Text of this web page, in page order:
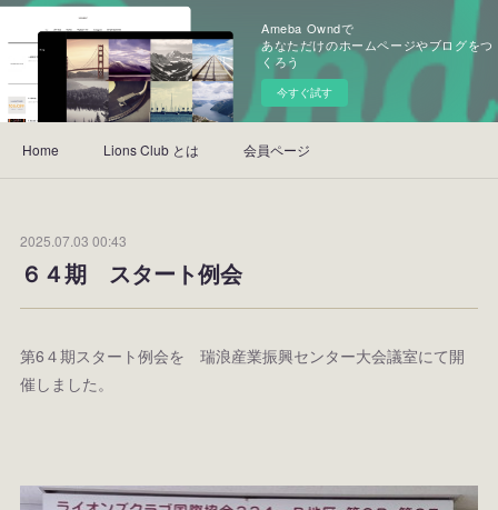
Ameba Owndで
あなただけのホームページやブログをつ
くろう
今すぐ試す
Home Lions Club とは 会員ページ
2025.07.03 00:43
６４期 スタート例会
第6４期スタート例会を 瑞浪産業振興センター大会議室にて開
催しました。